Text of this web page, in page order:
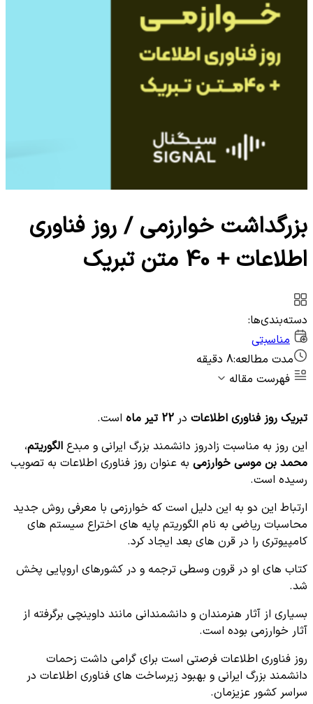
بزرگداشت خوارزمی / روز فناوری
اطلاعات + 40 متن تبریک
دسته‌بندی‌ها:
مناسبتی
مدت مطالعه:8 دقیقه
فهرست مقاله
تبریک روز فناوری اطلاعات در 22 تیر ماه
است.
این روز به مناسبت زادروز دانشمند بزرگ ایرانی و مبدع الگوریتم،
محمد بن موسی خوارزمی به عنوان روز فناوری اطلاعات به تصویب
رسیده است.
ارتباط این دو به این دلیل است که خوارزمی با معرفی روش جدید
محاسبات ریاضی به نام الگوریتم پایه های اختراع سیستم های
کامپیوتری را در قرن های بعد ایجاد کرد.
کتاب های او در قرون وسطی ترجمه و در کشورهای اروپایی پخش
شد.
بسیاری از آثار هنرمندان و دانشمندانی مانند داوینچی برگرفته از
آثار خوارزمی بوده است.
روز فناوری اطلاعات فرصتی است برای گرامی داشت زحمات
دانشمند بزرگ ایرانی و بهبود زیرساخت های فناوری اطلاعات در
سراسر کشور عزیزمان.